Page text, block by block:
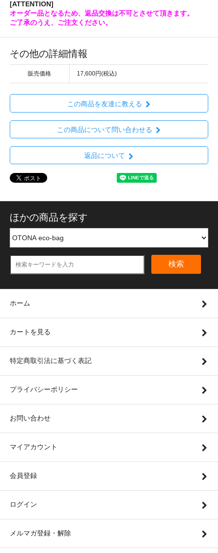
[ATTENTION]
オーダー品となるため、返品交換は不可とさせて頂きます。
ご了承のうえ、ご注文ください。
その他の詳細情報
販売価格 17,600円(税込)
この商品を友達に教える
この商品について問い合わせる
返品について
ほかの商品を探す
検索
ホーム
カートを見る
特定商取引法に基づく表記
プライバシーポリシー
お問い合わせ
マイアカウント
会員登録
ログイン
メルマガ登録・解除